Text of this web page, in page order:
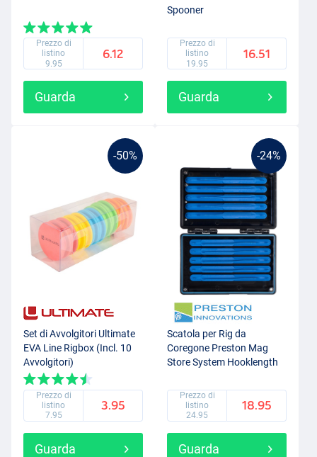
Prezzo di
listino
9.95
6.12
Guarda
Spooner
Prezzo di
listino
19.95
16.51
Guarda
-50%
Set di Avvolgitori Ultimate
EVA Line Rigbox (Incl. 10
Avvolgitori)
Prezzo di
listino
7.95
3.95
Guarda
-24%
Scatola per Rig da
Coregone Preston Mag
Store System Hooklength
Prezzo di
listino
24.95
18.95
Guarda